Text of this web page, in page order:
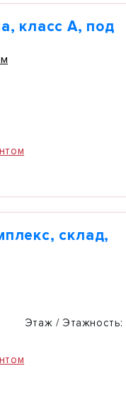
класс А, под
склад,
Этаж / Этажность: